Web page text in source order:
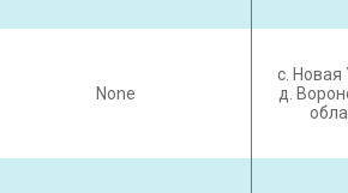
None
с. Новая
д.